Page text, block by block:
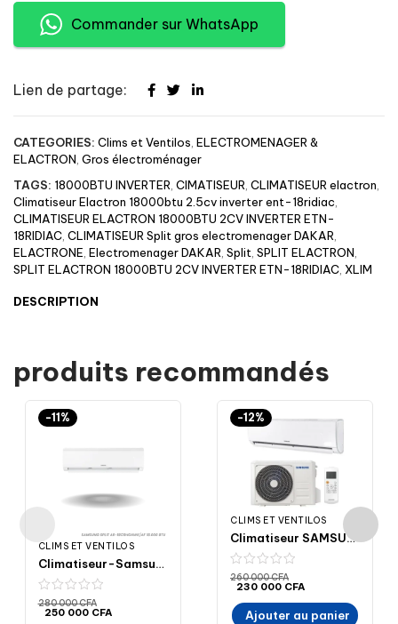
Commander sur WhatsApp
Lien de partage:
CATEGORIES: Clims et Ventilos, ELECTROMENAGER &
ELACTRON, Gros électroménager
TAGS: 18000BTU INVERTER, CIMATISEUR, CLIMATISEUR elactron,
Climatiseur Elactron 18000btu 2.5cv inverter ent-18ridiac,
CLIMATISEUR ELACTRON 18000BTU 2CV INVERTER ETN-
18RIDIAC, CLIMATISEUR Split gros electromenager DAKAR,
ELACTRONE, Electromenager DAKAR, Split, SPLIT ELACTRON,
SPLIT ELACTRON 18000BTU 2CV INVERTER ETN-18RIDIAC, XLIM
DESCRIPTION
produits recommandés
-11%
CLIMS ET VENTILOS
Climatiseur-Samsung- Split -18CRHGAWK/AF- 18000BTU 2.5 CV R410 – prix au Sénégal- Madina-Electroménager-ELECTROMENAGER-MADINA
280 000CFA
250 000 CFA
-12%
CLIMS ET VENTILOS
Climatiseur SAMSUNG SPLIT AR-12 CRH GAWK/AF 12.000 BTU 1.5 CV – Vente en ligne – Sénégal- Madina- Electroménager- ELECTROMENAGER-MADINA
260 000CFA
230 000 CFA
Ajouter au panier